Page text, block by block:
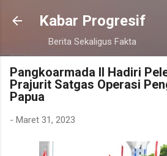
Langsung ke konten
Kabar Progresif
Berita Sekaligus Fakta
Pangkoarmada II Hadiri
Prajurit Satgas Operasi
Papua
- Maret 31, 2023